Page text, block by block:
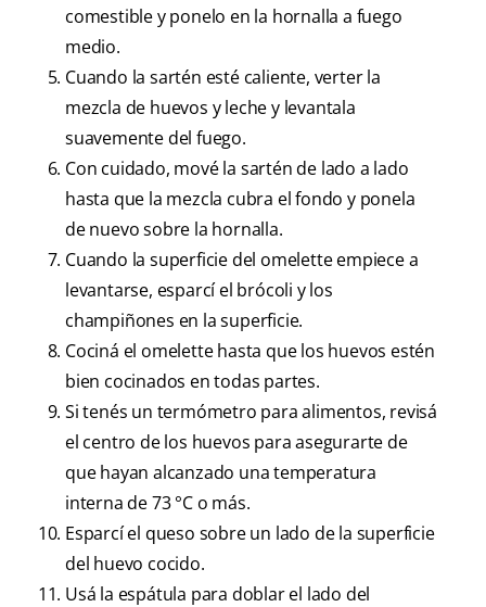
comestible y ponelo en la hornalla a fuego
medio.
Cuando la sartén esté caliente, verter la
mezcla de huevos y leche y levantala
suavemente del fuego.
Con cuidado, mové la sartén de lado a lado
hasta que la mezcla cubra el fondo y ponela
de nuevo sobre la hornalla.
Cuando la superficie del omelette empiece a
levantarse, esparcí el brócoli y los
champiñones en la superficie.
Cociná el omelette hasta que los huevos estén
bien cocinados en todas partes.
Si tenés un termómetro para alimentos, revisá
el centro de los huevos para asegurarte de
que hayan alcanzado una temperatura
interna de 73 °C o más.
Esparcí el queso sobre un lado de la superficie
del huevo cocido.
Usá la espátula para doblar el lado del